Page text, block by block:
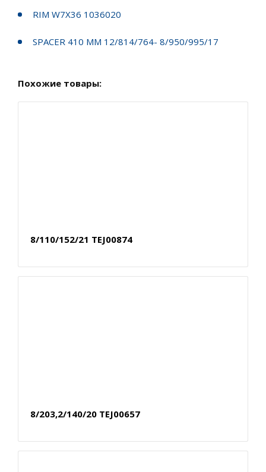
RIM W7X36 1036020
SPACER 410 MM 12/814/764- 8/950/995/17
Похожие товары:
8/110/152/21 TEJ00874
8/203,2/140/20 TEJ00657